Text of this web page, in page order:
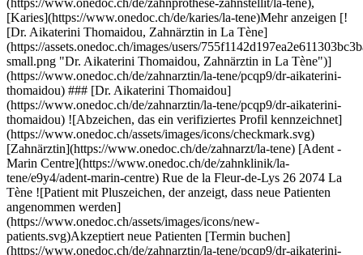
ahnklinik/la-tene/e9y4/adent-marin-centre) Rue de la Fleur-de-Lys 26 2074 La Tène ![Patient mit Pluszeichen, der anzeigt, dass neue Patienten angenommen werden](https://www.onedoc.ch/assets/images/icons/new-patients.svg)Akzeptiert neue Patienten [Termin buchen](https://www.onedoc.ch/de/zahnarztin/la-tene/pcqp9/dr-aikaterini-thomaidou) Expertisen:[Zahninfektion | Zahnweh](https://www.onedoc.ch/de/zahninfektion-zahnweh/la-tene), [Zahnextraktion | Weisheitszähne](https://www.onedoc.ch/de/zahnextraktion-weisheitszahne/la-tene), [Karies](https://www.onedoc.ch/de/karies/la-tene), [Zahnkrone](https://www.onedoc.ch/de/zahnkrone/la-tene), [Zahnimplantat](https://www.onedoc.ch/de/zahnimplantat/la-tene), [Pedodontie | Kinderzahnarzt](https://www.onedoc.ch/de/pedodontie-kinderzahnarzt/la-tene), [Parodontologie | Zahnlockerung | Zahnfleischpflege](https://www.onedoc.ch/de/parodontologie-zahnlockerung-zahnfleischpflege/la-tene), [Zahnprothese | Zahnstellit](https://www.onedoc.ch/de/zahnprothese-zahnstellit/la-tene)Mehr anzeigen Expertisen:[Zahninfektion | Zahnweh](https://www.onedoc.ch/de/zahninfektion-zahnweh/la-tene), [Zahnextraktion | Weisheitszähne](https://www.onedoc.ch/de/zahnextraktion-weisheitszahne/la-tene), [Karies](https://www.onedoc.ch/de/karies/la-tene), [Zahnkrone](https://www.onedoc.ch/de/zahnkrone/la-tene), [Zahnimplantat](https://www.onedoc.ch/de/zahnimplantat/la-tene), [Pedodontie | Kinderzahnarzt](https://www.onedoc.ch/de/pedodontie-kinderzahnarzt/la-tene), [Parodontologie | Zahnlockerung | Zahnfleischpflege](https://www.onedoc.ch/de/parodontologie-zahnlockerung-zahnfleischpflege/la-tene), [Zahnprothese | Zahnstellit](https://www.onedoc.ch/de/zahnprothese-zahnstellit/la-tene)Mehr anzeigen [![Dr. med. dent. Camille Le Treut, Zahnärztin in Hauterive](https://assets.onedoc.ch/images/users/61209f51fbced6503df2d0430abbd41347c371552c6cea4a055dd5f6fdfa530b-small.jpg "Dr. med. dent. Camille Le Treut, Zahnärztin in Hauterive")](https://www.onedoc.ch/de/zahnarztin/hauterive/pck9m/dr-med-dent-camille-le-treut) ### [Dr. med. dent. Camille Le Treut](https://www.onedoc.ch/de/zahnarztin/hauterive/pck9m/dr-med-dent-camille-le-treut) ![Abzeichen, das ein verifiziertes Profil kennzeichnet](https://www.onedoc.ch/assets/images/icons/checkmark.svg) [Zahnärztin](https://www.onedoc.ch/de/zahnarzt/hauterive?state=NE) Cabinet dentaire Dre Le Treut Rue du Collège 10 2068 Hauterive NE ![Patient mit Pluszeichen, der anzeigt, dass neue Patienten angenommen werden](https://www.onedoc.ch/assets/images/icons/new-patients.svg)Akzeptiert neue Patienten [Termin buchen](https://www.onedoc.ch/de/zahnarztin/hauterive/pck9m/dr-med-dent-camille-le-treut) Expertisen:[Zahninfektion | Zahnweh](https://www.onedoc.ch/de/zahninfektion-zahnweh/hauterive?state=NE), [Zahnsteinentfernung](https://www.onedoc.ch/de/zahnsteinentfernung/hauterive?state=NE), [Karies](https://www.onedoc.ch/de/karies/hauterive?state=NE), [Zahnkrone](https://www.onedoc.ch/de/zahnkrone/hauterive?state=NE), [Zahnabszess](https://www.onedoc.ch/de/zahnabszess/hauterive?state=NE), [Devitalisierung | Wurzelkanalbehandlung](https://www.onedoc.ch/de/devitalisierung-wurzelkanalbehandlung/hauterive?state=NE), [Zahnextraktion | Weisheitszähne](https://www.onedoc.ch/de/zahnextraktion-weisheitszahne/hauterive?state=NE), [Zahnärztliche Röntgenaufnahmen](https://www.onedoc.ch/de/zahnarztliche-rontgenaufnahmen/hauterive?state=NE), [Pedodontie | Kinderzahnarzt](https://www.onedoc.ch/de/pedodontie-kinderzahnarzt/hauterive?state=NE), [Zahnaufhellung | Bleaching](https://www.onedoc.ch/de/zahnaufhellung-bleaching/hauterive?state=NE), [Endodontie](https://www.onedoc.ch/de/endodontie/hauterive?state=NE), [Bruxismus | Zähneknirschen](https://www.onedoc.ch/de/bruxismus-zahneknirschen/hauterive?state=NE), [Gingivitis | Zahnfleischentzündung](https://www.onedoc.ch/de/gingivitis-zahnfleischentzundung/hauterive?state=NE), [Zahnimplantat](https://www.onedoc.ch/de/zahnimplantat/hauterive?state=NE), [Zahnverblendung Keramik | Veneer](https://www.onedoc.ch/de/zahnverblendung-keramik-veneer/hauterive?state=NE), [Halitosis | Abklärung Mundgeruch](https://www.onedoc.ch/de/halitosis-abklarung-mundgeruch/hauterive?state=NE), [Zahnreinigung](https://www.onedoc.ch/de/zahnreinigung/hauterive?state=NE), [Parodontologie | Zahnlockerung | Zahnfleischpflege](https://www.onedoc.ch/de/parodontologie-zahnlockerung-zahnfleischpflege/hauterive?state=NE), [Zahnprothese | Zahnstellit](https://www.onedoc.ch/de/zahnprothese-zahnstellit/hauterive?state=NE), [Zahnärztlicher Notfall](https://www.onedoc.ch/de/zahnarztlicher-notfall/hauterive?state=NE)Mehr anzeigen Expertisen:[Zahninfektion | Zahnweh](https://www.onedoc.ch/de/zahninfektion-zahnweh/hauterive?state=NE), [Zahnsteinentfernung](https://www.onedoc.ch/de/zahnsteinentfernung/hauterive?state=NE), [Karies](https://www.onedoc.ch/de/karies/hauterive?state=NE), [Zahnkrone](https://www.onedoc.ch/de/zahnkrone/hauterive?state=NE), [Zahnabszess](https://www.onedoc.ch/de/zahnabszess/hauterive?state=NE), [Devitalisierung | Wurzelkanalbehandlung](https://www.onedoc.ch/de/devitalisierung-wurzelkanalbehandlung/hauterive?state=NE), [Zahnextraktion | Weisheitszähne](https://www.onedoc.ch/de/zahnextraktion-weisheitszahne/hauterive?state=NE), [Zahnärztliche Röntgenaufnahmen](https://www.onedoc.ch/de/zahnarztliche-rontgenaufnahmen/hauterive?state=NE), [Pedodontie | Kinderzahnarzt](https://www.onedoc.ch/de/pedodontie-kinderzahnarzt/hauterive?state=NE), [Zahnaufhellung | Bleaching](https://www.onedoc.ch/de/zahnaufhellung-bleaching/hauterive?state=NE), [Endodontie](https://www.onedoc.ch/de/endodontie/hauterive?state=NE), [Bruxismus | Zähneknirschen](https://www.onedoc.ch/de/bruxismus-zahneknirschen/hauterive?state=NE), [Gingivitis | Zahnfleischentzündung](https://www.onedoc.ch/de/gingivitis-zahnfleischentzundung/hauterive?state=NE), [Zahnimplantat](https://www.onedoc.ch/de/zahnimplantat/hauterive?state=NE), [Zahnverblendung Keramik | Veneer](https://www.onedoc.ch/de/zahnverblendung-keramik-veneer/hauterive?state=NE), [Halitosis | Abklärung Mundgeruch](https://www.onedoc.ch/de/halitosis-abklarung-mundgeruch/hauterive?state=NE), [Zahnreinigung](https://www.onedoc.ch/de/zahnreinigung/hauterive?state=NE), [Parodontologie | Zahnlockerung | Zahnfleischpflege](https://www.onedoc.ch/de/parodontologie-zahnlockerung-zahnfleischpflege/hauterive?state=NE), [Zahnprothese | Zahnstellit](https://www.onedoc.ch/de/zahnprothese-zahnstellit/hauterive?state=NE), [Zahnärztlicher Notfall](https://www.onedoc.ch/de/zahnarztlicher-notfall/hauterive?state=NE)Mehr anzeigen [![Dr. Gonçalo Lopes, Zahnarzt in Belfaux](https://assets.onedoc.ch/images/users/720ec6e19e550f93549bef8e6236b5ad04aeb7fb2a0c739990c5bf5b7df06d1f-small.png "Dr. Gonçalo Lopes, Zahnarzt in Belfaux")](https://www.onedoc.ch/de/zahnarzt/belfaux/pcvwi/dr-goncalo-lopes) ### [Dr. Gonçalo Lopes](https://www.onedoc.ch/de/zahnarzt/belfaux/pcvwi/dr-goncalo-lopes) [Zahnarzt](https://www.onedoc.ch/de/zahnarzt/belfaux) [Proxident - Belfaux](https://www.onedoc.ch/de/zahnarztpraxis/belfaux/e9b3/proxident-belfaux) Chemin du Verger 4b 1782 Belfaux ![Patient mit Pluszeichen, der anzeigt, dass neue Patienten angenommen werden](https://www.onedoc.ch/assets/images/icons/new-patients.svg)Akzeptiert neue Patienten [Termin buchen](https://www.onedoc.ch/de/zahnarzt/belfaux/pcvwi/dr-goncalo-lopes) Expertisen:[Zahninfektion | Zahnweh](https://www.onedoc.ch/de/zahninfektion-zahnweh/belfaux), [Zahnärztlicher Notfall](https://www.onedoc.ch/de/zahnarztlicher-notfall/belfaux), [Zahnsteinentfernung](https://www.onedoc.ch/de/zahnsteinentfernung/belfaux), [Devitalisierung | Wurzelkanalbehandlung](https://www.onedoc.ch/de/devitalisierung-wurzelkanalbehandlung/belfaux), [Karies](https://www.onedoc.ch/de/karies/belfaux), [Zahnprothese | Zahnstellit](https://www.onedoc.ch/de/zahnprothese-zahnstellit/belfaux), [Zahnverblendung Keramik | Veneer](https://www.onedoc.ch/de/zahnverblendung-keramik-veneer/belfaux), [Zahnaufhellung | Bleaching](https://www.onedoc.ch/de/zahnaufhellung-bleaching/belfaux), [Endodontie](https://www.onedoc.ch/de/endodontie/belfaux)Mehr anzeigen Expertisen:[Zahninfektion | Zahnweh](https://www.onedoc.ch/de/zahninfektion-zahnweh/belfaux), [Zahnärztlicher Notfall](https://www.onedoc.ch/de/zahnarztlicher-notfall/belfaux), [Zahnsteinentfernung](https://www.onedoc.ch/de/zahnsteinentfernung/belfaux), [Devitalisierung | Wurzelkanalbehandlung](https://www.onedoc.ch/de/devitalisierung-wurzelkanalbehandlung/belfaux), [Karies](https://www.onedoc.ch/de/karies/belfaux), [Zahnprothese | Zahnstellit](https://www.onedoc.ch/de/zahnprothese-zahnstellit/belfaux), [Zahnverblendung Keramik | Veneer](https://www.onedoc.ch/de/zahnverblendung-keramik-veneer/belfaux), [Zahnaufhellung | Bleaching](https://www.onedoc.ch/de/zahnaufhellung-bleaching/belfaux), [Endodontie](https://www.onedoc.ch/de/endodontie/belfaux)Mehr anzeigen [![Dr. Samuel Radi, Zahnarzt in Belfaux](https://assets.onedoc.ch/images/users/6236c72291d5791da8154ad6214bba0642d85b56d44214ecbb461aa49330199c-small.png "Dr. Samuel Radi, Zahnarzt in Belfaux")](https://www.onedoc.ch/de/zahnarzt/belfaux/pco76/dr-samuel-radi) ### [Dr. Samuel Radi](https://www.onedoc.ch/de/zahnarzt/belfaux/pco76/dr-samuel-radi) ![Abzeichen, das ein verifiziertes Profil kennzeichnet](https://www.onedoc.ch/assets/images/icons/checkmark.svg) [Zahnarzt](https://www.onedoc.ch/de/zahnarzt/belfaux) [Proxident - Belfaux](https://www.onedoc.ch/de/zahnarztpraxis/belfaux/e9b3/proxident-belfaux) Chemin du Verger 4b 1782 Belfaux ![Patient mit Pluszeichen, der anzeigt, dass neue Patienten angenommen werden](https://www.onedoc.ch/assets/images/icons/new-patients.svg)Akzeptiert neue Patienten [Termin buchen](https://www.onedoc.ch/de/zahnarzt/belfaux/pco76/dr-samuel-radi) Expertisen:[Zahninfektion | Zahnweh](https://www.onedoc.ch/de/zahninfektion-zahnweh/belfaux), [Zahnärztlicher Notfall](https://www.onedoc.ch/de/zahnarztlicher-notfall/bel